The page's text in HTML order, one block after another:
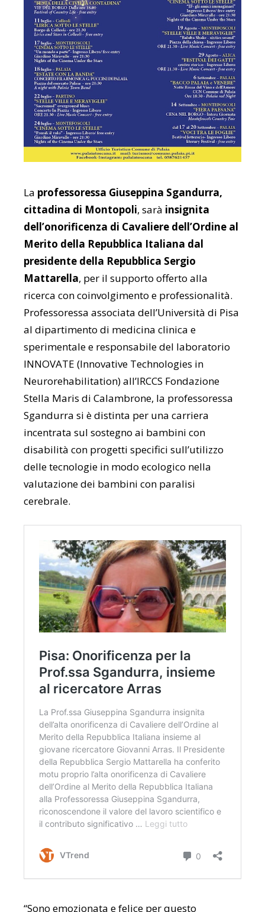
La professoressa Giuseppina Sgandurra,
cittadina di Montopoli, sarà insignita
dell’onorificenza di Cavaliere dell’Ordine al
Merito della Repubblica Italiana dal
presidente della Repubblica Sergio
Mattarella, per il supporto offerto alla
ricerca con coinvolgimento e professionalità.
Professoressa associata dell’Università di Pisa
al dipartimento di medicina clinica e
sperimentale e responsabile del laboratorio
INNOVATE (Innovative Technologies in
Neurorehabilitation) all’IRCCS Fondazione
Stella Maris di Calambrone, la professoressa
Sgandurra si è distinta per una carriera
incentrata sul sostegno ai bambini con
disabilità con progetti specifici sull’utilizzo
delle tecnologie in modo ecologico nella
valutazione dei bambini con paralisi
cerebrale.
“Sono emozionata e felice per questo